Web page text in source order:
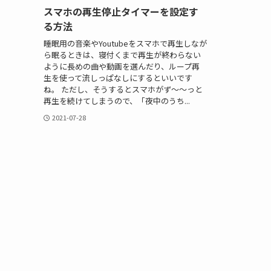
スマホの再生停止タイマーを設定す
る方法
睡眠用の音楽やYoutubeをスマホで再生しなが
ら眠るときは、寝付くまで再生が終わらない
ように長めの曲や動画を選んだり、ループ再
生を使って流しっぱなしにするといいです
ね。 ただし、そうするとスマホがず～～っと
再生を続けてしまうので、「夜中のうち...
2021-07-28